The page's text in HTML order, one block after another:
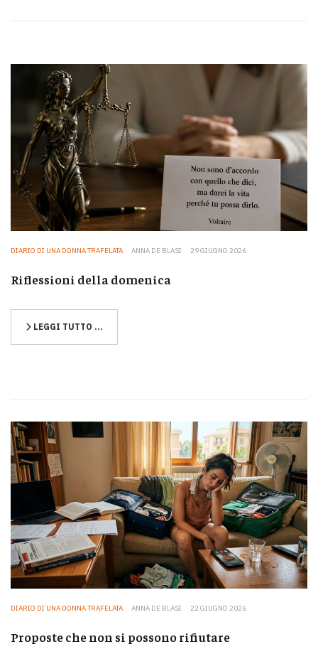
DIARIO DI UNA DONNA TRAFELATA ANNA DE BLASI 29 GIUGNO 2026
Riflessioni della domenica
LEGGI TUTTO …
DIARIO DI UNA DONNA TRAFELATA ANNA DE BLASI 22 GIUGNO 2026
Proposte che non si possono rifiutare